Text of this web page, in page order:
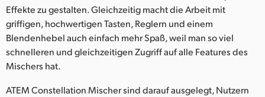
Spain
Sweden
Chinese Taipei
Effekte zu gestalten. Gleichzeitig macht die Arbeit mit
griffigen, hochwertigen Tasten, Reglern und einem
Blendenhebel auch einfach mehr Spaß, weil man so viel
schnelleren und gleichzeitigen Zugriff auf alle Features des
Mischers hat.
ATEM Constellation Mischer sind darauf ausgelegt, Nutzern